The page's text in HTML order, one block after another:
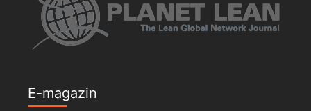
E-magazin